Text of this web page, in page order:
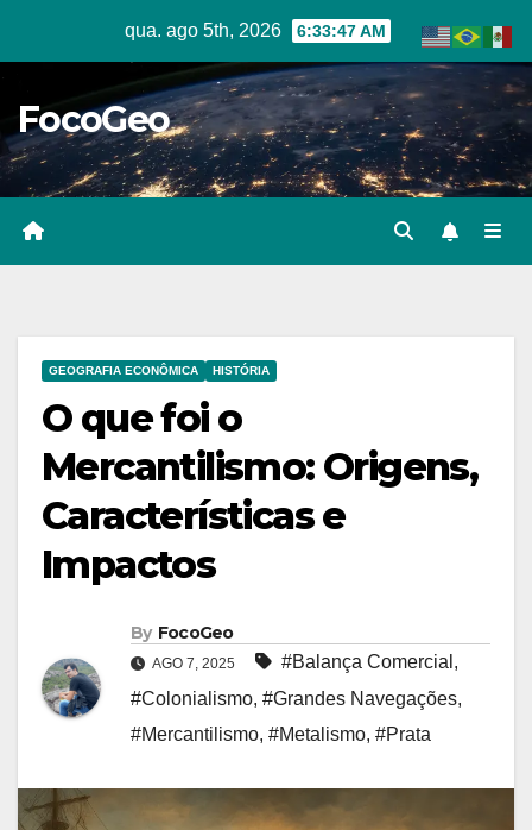
qua. ago 5th, 2026 6:33:48 AM
FocoGeo
GEOGRAFIA ECONÔMICA HISTÓRIA
O que foi o
Mercantilismo: Origens,
Características e
Impactos
By FocoGeo
AGO 7, 2025 #Balança Comercial ,
#Colonialismo, #Grandes Navegações,
#Mercantilismo, #Metalismo, #Prata